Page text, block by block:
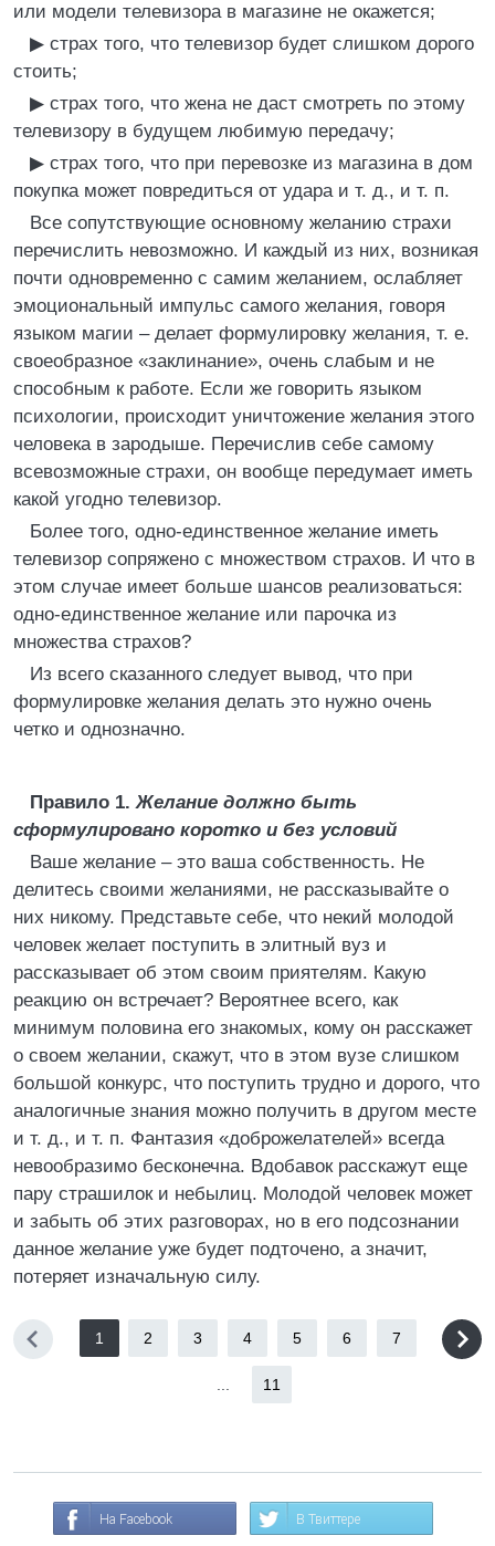
или модели телевизора в магазине не окажется;
▶ страх того, что телевизор будет слишком дорого
стоить;
▶ страх того, что жена не даст смотреть по этому
телевизору в будущем любимую передачу;
▶ страх того, что при перевозке из магазина в дом
покупка может повредиться от удара и т. д., и т. п.
Все сопутствующие основному желанию страхи
перечислить невозможно. И каждый из них, возникая
почти одновременно с самим желанием, ослабляет
эмоциональный импульс самого желания, говоря
языком магии – делает формулировку желания, т. е.
своеобразное «заклинание», очень слабым и не
способным к работе. Если же говорить языком
психологии, происходит уничтожение желания этого
человека в зародыше. Перечислив себе самому
всевозможные страхи, он вообще передумает иметь
какой угодно телевизор.
Более того, одно-единственное желание иметь
телевизор сопряжено с множеством страхов. И что в
этом случае имеет больше шансов реализоваться:
одно-единственное желание или парочка из
множества страхов?
Из всего сказанного следует вывод, что при
формулировке желания делать это нужно очень
четко и однозначно.
Правило 1.Желание должно быть
сформулировано коротко и без условий
Ваше желание – это ваша собственность. Не
делитесь своими желаниями, не рассказывайте о
них никому. Представьте себе, что некий молодой
человек желает поступить в элитный вуз и
рассказывает об этом своим приятелям. Какую
реакцию он встречает? Вероятнее всего, как
минимум половина его знакомых, кому он расскажет
о своем желании, скажут, что в этом вузе слишком
большой конкурс, что поступить трудно и дорого, что
аналогичные знания можно получить в другом месте
и т. д., и т. п. Фантазия «доброжелателей» всегда
невообразимо бесконечна. Вдобавок расскажут еще
пару страшилок и небылиц. Молодой человек может
и забыть об этих разговорах, но в его подсознании
данное желание уже будет подточено, а значит,
потеряет изначальную силу.
1 2 3 4 5 6 7
11
На Facebook В Твиттере